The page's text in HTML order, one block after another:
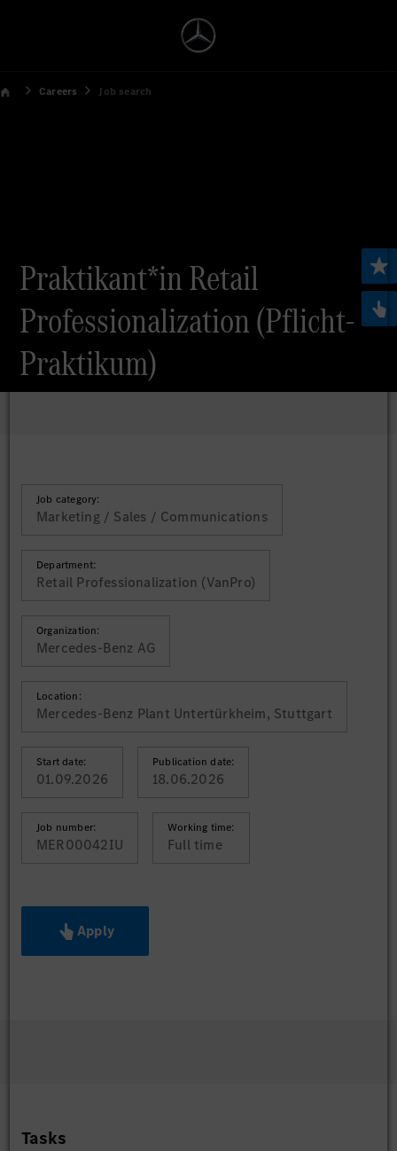
Careers Job search
Praktikant*in Retail
Professionalization (Pflicht-
Praktikum)
Job category:
Marketing / Sales / Communications
Department:
Retail Professionalization (VanPro)
Organization:
Mercedes-Benz AG
Location:
Mercedes-Benz Plant Untertürkheim, Stuttgart
Start date:
01.09.2026
Publication date:
18.06.2026
Job number:
MER00042IU
Working time:
Full time
Apply
Tasks